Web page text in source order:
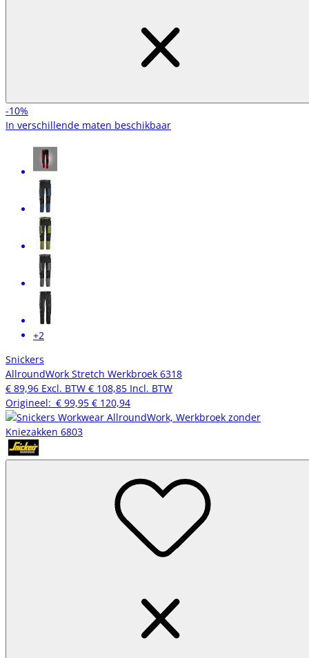
-10%
In verschillende maten beschikbaar
+2
Snickers
AllroundWork Stretch Werkbroek 6318
€ 89,96 Excl. BTW € 108,85 Incl. BTW
Origineel: € 99,95 € 120,94